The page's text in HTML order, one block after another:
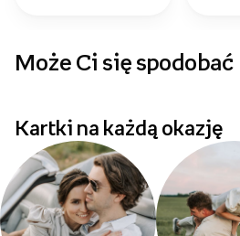
Może Ci się spodobać
Kartki na każdą okazję